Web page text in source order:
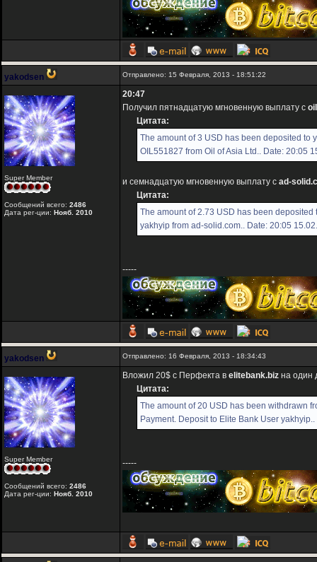
yakodsen Отправлено: 15 Февраля, 2013 - 18:51:22
Super Member
Сообщений всего: 2486
Дата рег-ции: Нояб. 2010
20:47
Получил пятнадцатую мгновенную выплату с
Цитата:
The amount of 3 USD has been deposited to
OIL551827 from Oil of Asia Ltd.. Date: 20:05
и семнадцатую мгновенную выплату с ad-
Цитата:
The amount of 2.73 USD has been
yakhyip from ad-solid.com.. Date: 20:05
-----
yakodsen Отправлено: 16 Февраля, 2013 - 18:34:43
Super Member
Сообщений всего: 2486
Дата рег-ции: Нояб. 2010
Вложил 20$ с Перфекта в elitebank.biz на один
Цитата:
The amount of 20 USD has been withdrawn
Payment. Deposit to Elite Bank User
-----